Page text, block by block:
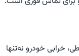
خرابی خودرو نه‌تنها